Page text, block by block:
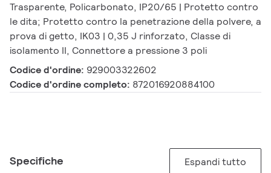
Trasparente, Policarbonato, IP20/65 | Protetto contro
le dita; Protetto contro la penetrazione della polvere, a
prova di getto, IK03 | 0,35 J rinforzato, Classe di
isolamento II, Connettore a pressione 3 poli
Codice d'ordine: 929003322602
Codice d'ordine completo: 872016920884100
Specifiche Espandi tutto